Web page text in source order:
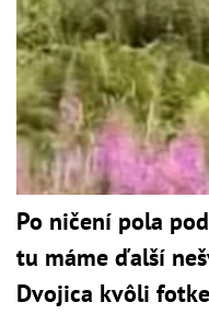
Po ničení pola
tu máme ďalší
Dvojica kvôli